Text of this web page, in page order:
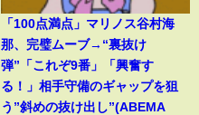
「100点満点」マリノス谷村海
那、完璧ムーブ→“裏抜け
弾”「これぞ9番」「興奮す
る！」相手守備のギャップを狙
う”斜めの抜け出し”(ABEMA